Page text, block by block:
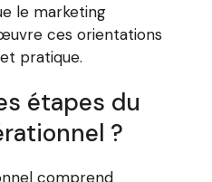
le marketing
ces orientations
pratique.
étapes du
?
comprend